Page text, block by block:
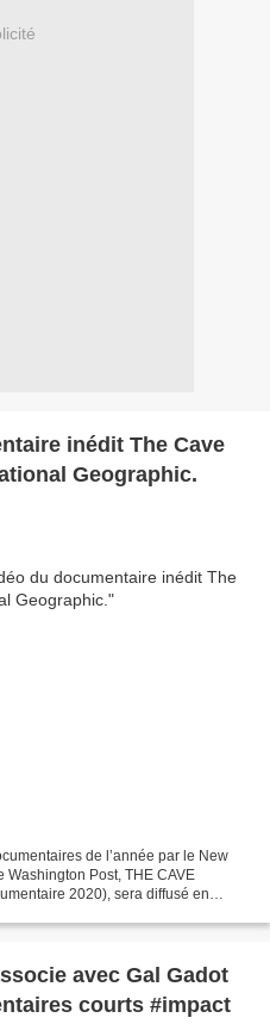
inédit The Cave
Geographic.
de l’année par le New
Washington Post, THE CAVE
2020), sera diffusé en
avec Gal Gadot
courts #impact